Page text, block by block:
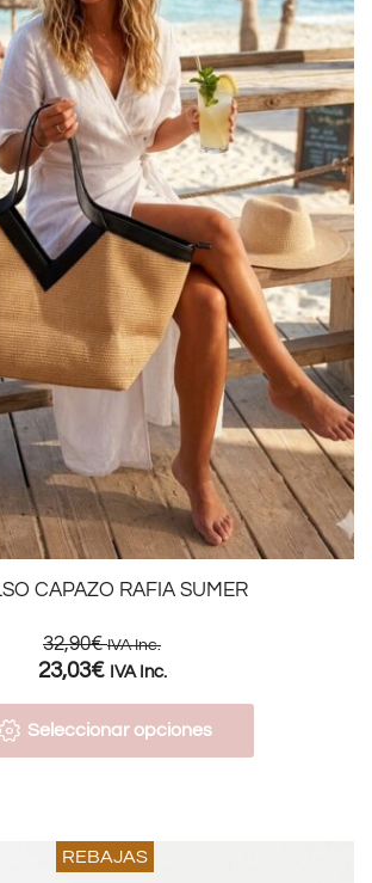
CAPAZO RAFIA SUMER
32,90€ IVA Inc.
23,03€ IVA Inc.
Seleccionar opciones
REBAJAS